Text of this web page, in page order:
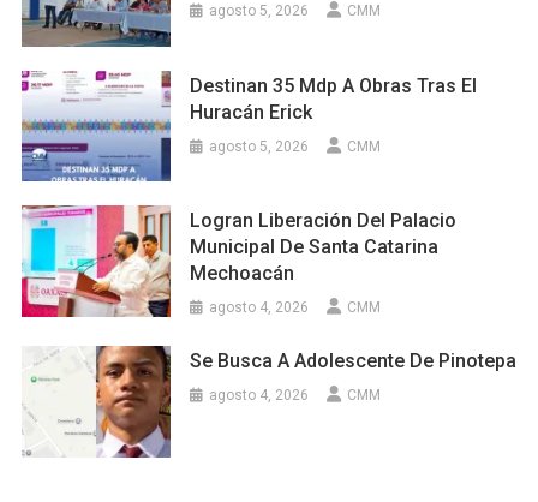
agosto 5, 2026 CMM
Destinan 35 Mdp A Obras Tras El
Huracán Erick
agosto 5, 2026 CMM
Logran Liberación Del Palacio
Municipal De Santa Catarina
Mechoacán
agosto 4, 2026 CMM
Se Busca A Adolescente De Pinotepa
agosto 4, 2026 CMM